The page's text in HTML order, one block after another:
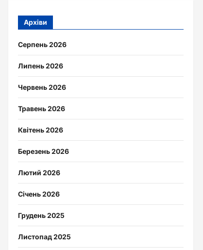
Архіви
Серпень 2026
Липень 2026
Червень 2026
Травень 2026
Квітень 2026
Березень 2026
Лютий 2026
Січень 2026
Грудень 2025
Листопад 2025